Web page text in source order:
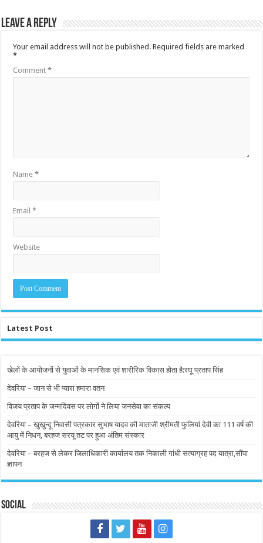
Leave a Reply
Your email address will not be published. Required fields are marked
*
Comment*
Name*
Email*
Website
Latest Post
खेलों के आयोजनों से युवाओं के मानसिक एवं शारीरिक विकास होता है:रघू प्रताप सिंह
देवरिया – जान से भी प्यारा हमारा वतन
विजय प्रताप के जन्मदिवस पर लोगों ने लिया जनसेवा का संकल्प
देवरिया – खुखुन्दू निवासी पत्रकार सुभाष यादव की माताजी श्रीमती फुलियां देवी का 111 वर्ष की
आयु में निधन, बरहज सरयू तट पर हुआ अंतिम संस्कार
देवरिया – बरहज से लेकर जिलाधिकारी कार्यालय तक निकाली गांधी सत्याग्रह पद यात्रा,सौंपा
ज्ञापन
Social